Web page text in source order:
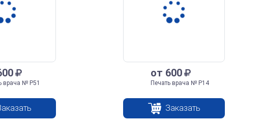
врача № Р51
от 600
Печать врача № Р14
Заказать